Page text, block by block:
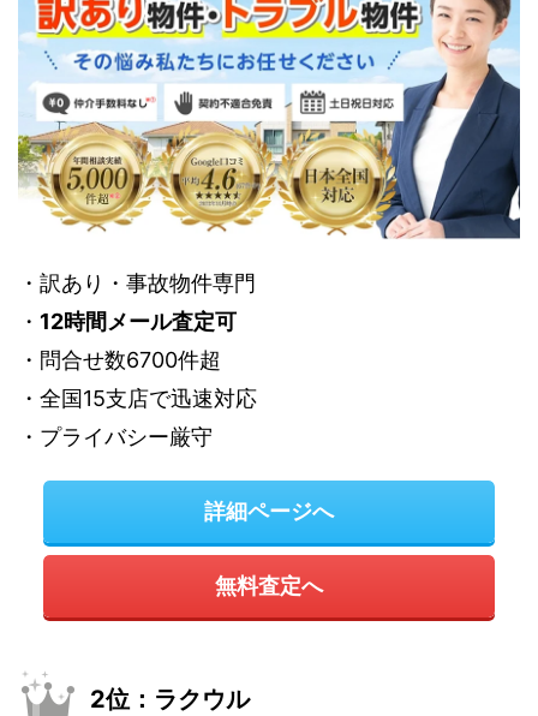
・訳あり・事故物件専門
・ 12時間メール査定可
・問合せ数6700件超
・全国15支店で迅速対応
・プライバシー厳守
詳細ページへ
無料査定へ
2位：ラクウル